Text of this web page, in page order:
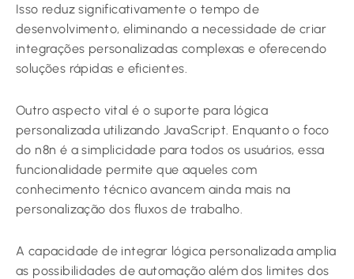
Isso reduz significativamente o tempo de
desenvolvimento, eliminando a necessidade de criar
integrações personalizadas complexas e oferecendo
soluções rápidas e eficientes.
Outro aspecto vital é o suporte para lógica
personalizada utilizando JavaScript. Enquanto o foco
do n8n é a simplicidade para todos os usuários, essa
funcionalidade permite que aqueles com
conhecimento técnico avancem ainda mais na
personalização dos fluxos de trabalho.
A capacidade de integrar lógica personalizada amplia
as possibilidades de automação além dos limites dos